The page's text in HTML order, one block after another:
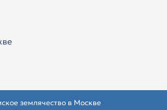
землячество в Москве